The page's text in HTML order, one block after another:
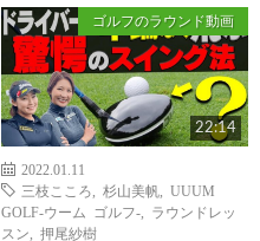
ゴルフのラウンド動画
22:14
2022.01.11
三枝こころ
杉山美帆
UUUM
GOLF-ウーム ゴルフ-
ラウンドレッ
スン
押尾紗樹